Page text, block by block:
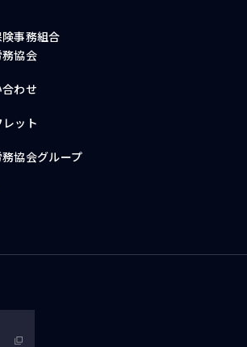
事務組合
協会
わせ
ット
協会グループ